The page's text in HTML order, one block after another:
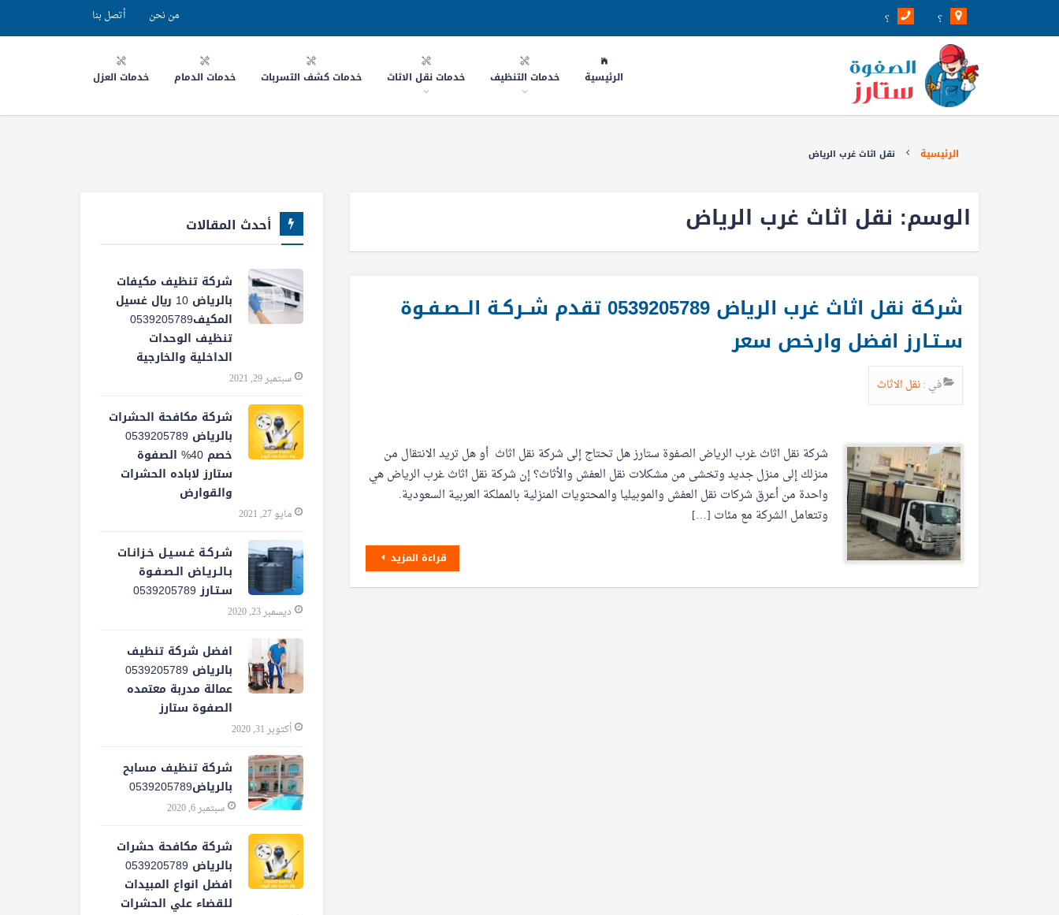
؟ أتصل بنا من نحن
الرئيسية خدمات التنظيف خدمات نقل الاثاث خدمات كشف التسربات خدمات الدمام خدمات العزل
الرئيسية نقل اثاث غرب الرياض
الوسم: نقل اثاث غرب الرياض
شركة نقل اثاث غرب الرياض 0539205789 تقدم شــركـة الــصـفـوة
سـتـارز افضل وارخص سعر
في :نقل الاثاث
شركة نقل اثاث غرب الرياض الصفوة ستارز هل تحتاج إلى شركة نقل اثاث أو هل تريد الانتقال من
منزلك إلى منزل جديد وتخشى من مشكلات نقل العفش والأثاث؟ إن شركة نقل اثاث غرب الرياض هي
واحدة من أعرق شركات نقل العفش والموبيليا والمحتويات المنزلية بالمملكة العربية السعودية.
وتتعامل الشركة مع مئات […]
قراءة المزيد
أحدث المقالات
شركة تنظيف مكيفات
بالرياض 10 ريال غسيل
المكيف0539205789
تنظيف الوحدات
الداخلية والخارجية
سبتمبر 29, 2021
شركة مكافحة الحشرات
بالرياض 0539205789
خصم 40% الصفوة
ستارز لاباده الحشرات
والقوارض
مايو 27, 2021
شـركـة غـسـيـل خـزانـات
بـالـريـاض الـصـفـوة
سـتـارز 0539205789
ديسمبر 23, 2020
افضل شركة تنظيف
بالرياض 0539205789
عمالة مدربة معتمده
الصفوة ستارز
أكتوبر 31, 2020
شركة تنظيف مسابح
بالرياض0539205789
سبتمبر 6, 2020
شركة مكافحة حشرات
بالرياض 0539205789
افضل انواع المبيدات
للقضاء علي الحشرات